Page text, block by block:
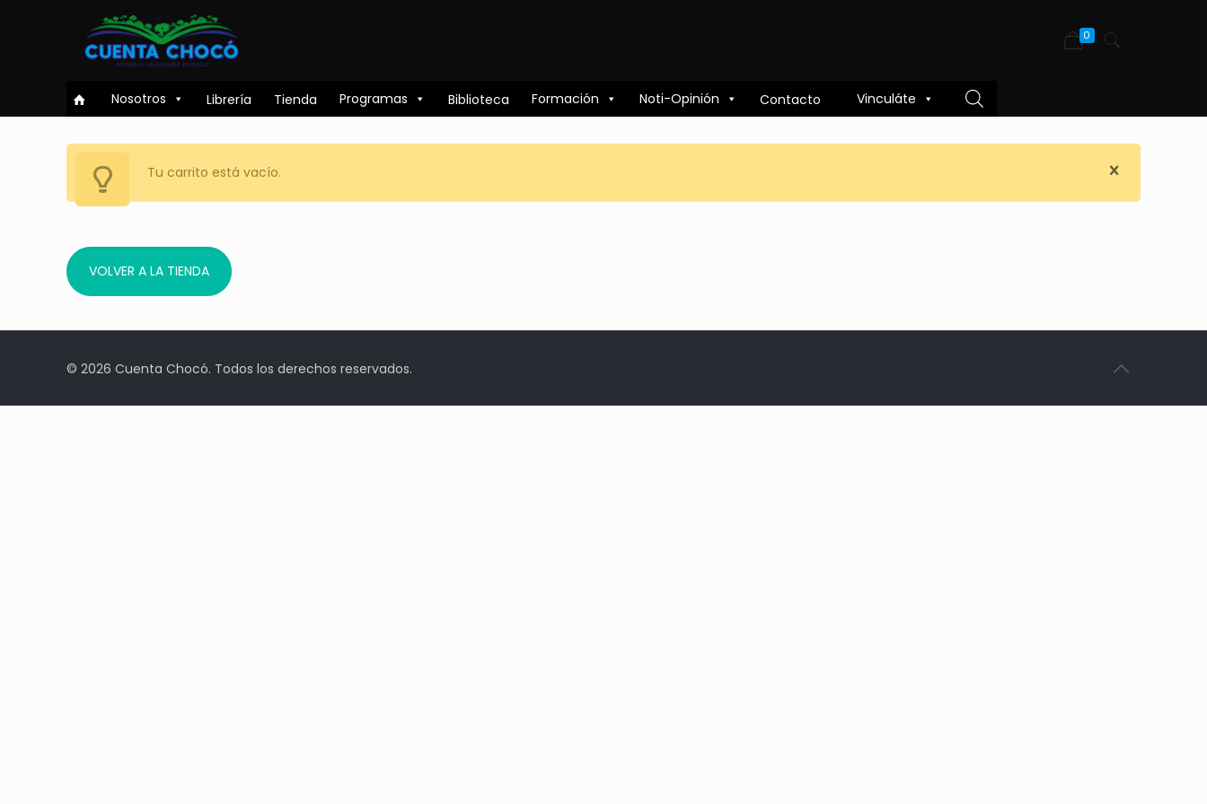
Nosotros Librería Tienda Programas Biblioteca Formación Noti-Opinión Contacto Vinculáte
0
Tu carrito está vacío.
VOLVER A LA TIENDA
© 2026 Cuenta Chocó. Todos los derechos reservados.